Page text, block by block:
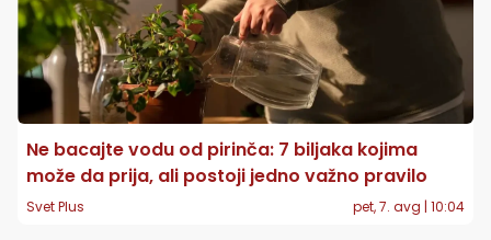
Ne bacajte vodu od pirinča: 7 biljaka kojima
može da prija, ali postoji jedno važno pravilo
Svet Plus pet, 7. avg | 10:04